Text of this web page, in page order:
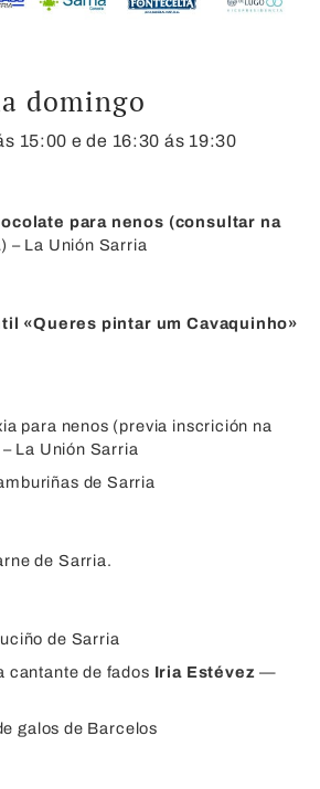
domingo
15:00 e de 16:30 ás 19:30
para nenos (consultar na
) – La Unión Sarria
«Queres pintar um Cavaquinho»
para nenos (previa inscrición na
La Unión Sarria
de Sarria
de Sarria.
de Sarria
cantante de fados Iria Estévez —
galos de Barcelos